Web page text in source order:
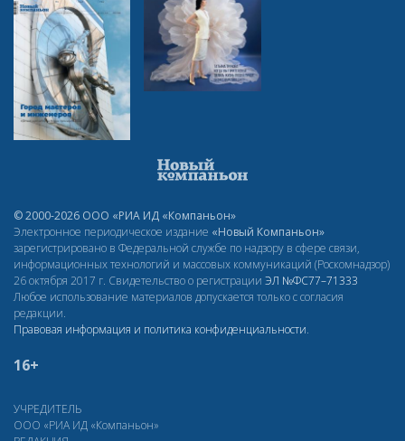
© 2000-2026 ООО «РИА ИД «Компаньон»
Электронное периодическое издание «Новый Компаньон»
зарегистрировано в Федеральной службе по надзору в сфере связи,
информационных технологий и массовых коммуникаций (Роскомнадзор)
26 октября 2017 г. Свидетельство о регистрации ЭЛ №ФС77–71333
Любое использование материалов допускается только с согласия
редакции.
Правовая информация и политика конфиденциальности.
16+
УЧРЕДИТЕЛЬ
ООО «РИА ИД «Компаньон»